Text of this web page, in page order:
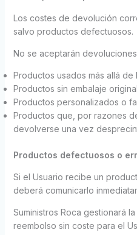
Los costes de devolución
salvo productos defectuosos.
No se aceptarán
Productos usados más allá
Productos sin embalaje
Productos personalizados o
Productos que, por razones
devolverse una vez
Productos defectuosos o
Si el Usuario recibe un
deberá comunicarlo
Suministros Roca gestionará
reembolso sin coste para el